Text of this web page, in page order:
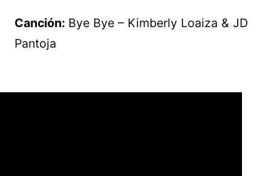
Canción: Bye Bye – Kimberly Loaiza & JD
Pantoja